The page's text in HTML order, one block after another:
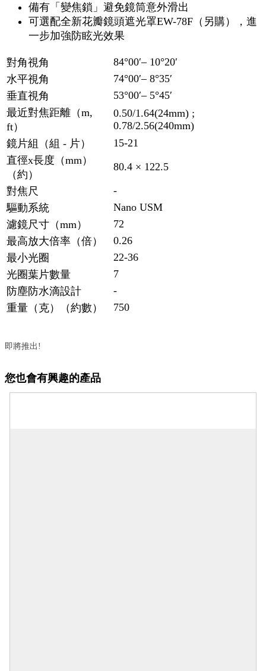
備有「變焦鎖」避免鏡筒意外滑出
可選配全新花瓣鏡頭遮光罩EW-78F（另購），進
一步加強防眩光效果
對角視角
84°00′– 10°20′
水平視角
74°00′– 8°35′
垂直視角
53°00′– 5°45′
最近對焦距離（m,
ft）
0.50/1.64(24mm) ;
0.78/2.56(240mm)
鏡片組（組 - 片）
15-21
直徑x長度（mm）
（約）
80.4 × 122.5
對焦尺
-
驅動系統
Nano USM
濾鏡尺寸（mm）
72
最高放大倍率（倍）
0.26
最小光圈
22-36
光圈葉片數量
7
防塵防水滴設計
-
重量（克）（約數）
750
即將推出!
您也會有興趣的產品